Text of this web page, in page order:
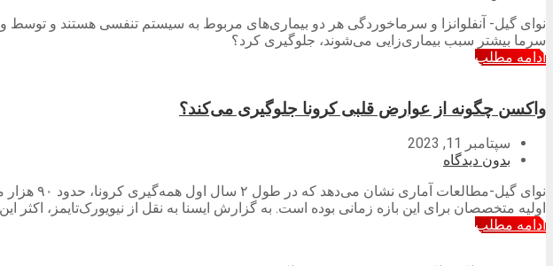
نوای گیل- آنفلوانزا و سرماخوردگی هر دو بیماری‌های مربوط به سیستم تنفسی هستند و توسط
سرما بیشتر سبب بیماری‌زایی می‌شوند، جلوگیری کرد؟
ادامه مطلب
واکسن چگونه از عوارض قلبی کرونا جلوگیری می‌کند؟
سپتامبر 11, 2023
بدون دیدگاه
نوای
اولیه متخصصان برای این بازه زمانی بوده است. به گزارش ایسنا به نقل از نیویورک‌تایمز، اکثر
ادامه مطلب